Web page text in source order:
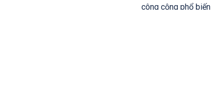
công cộng phổ biến